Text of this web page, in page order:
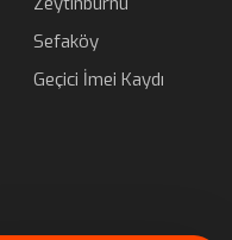
Sefaköy
Geçici İmei Kaydı